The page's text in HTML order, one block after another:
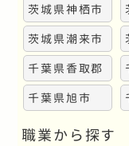
茨城県神栖市
茨城県潮来市
千葉県香取郡
千葉県旭市
職業から探す